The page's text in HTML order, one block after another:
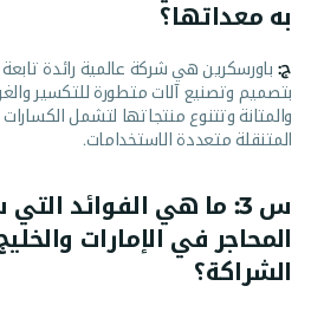
به معداتها؟
ج: باورسكرين هي شركة عالمية رائدة
بتصميم وتصنيع آلات متطورة للتكسير
والمتانة وتتنوع منتجاتها لتشمل الكسارات
المتنقلة متعددة الاستخدامات.
س 3: ما هي الفوائد
المحاجر في الإمارات
الشراكة؟